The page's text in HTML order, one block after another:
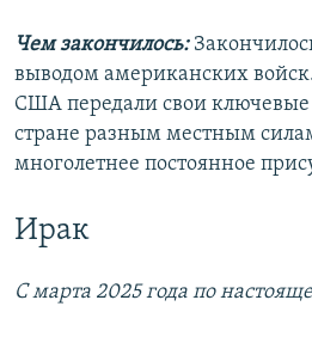
Чем закончилось:
выводом американских
США передали свои ключевые
стране разным местным
многолетнее постоянное
Ирак
C марта 2025 года по